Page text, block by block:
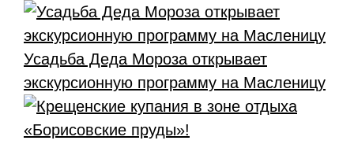
Усадьба Деда Мороза открывает
экскурсионную программу на Масленицу